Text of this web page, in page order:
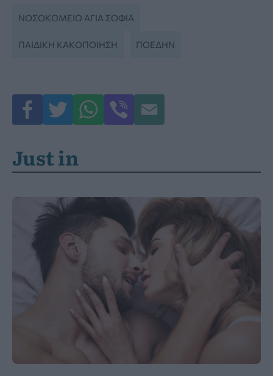
ΝΟΣΟΚΟΜΕΊΟ ΑΓΊΑ ΣΟΦΊΑ
ΠΑΙΔΙΚΉ ΚΑΚΟΠΟΊΗΣΗ ΠΟΕΔΗΝ
Just in